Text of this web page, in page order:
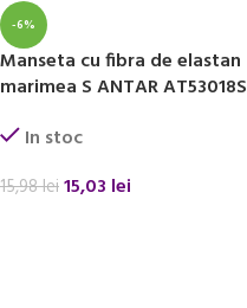
-6%
Manseta cu fibra de elastan
marimea S ANTAR AT53018S
In stoc
15,98lei15,03 lei